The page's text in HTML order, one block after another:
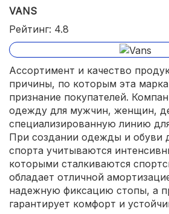
VANS
Рейтинг: 4.8
Ассортимент и качество
причины, по которым эта
признание покупателей.
одежду для мужчин, женщин,
специализированную линию
При создании одежды и обуви
спорта учитываются
которыми сталкиваются
обладает отличной
надежную фиксацию стопы, а
гарантирует комфорт и